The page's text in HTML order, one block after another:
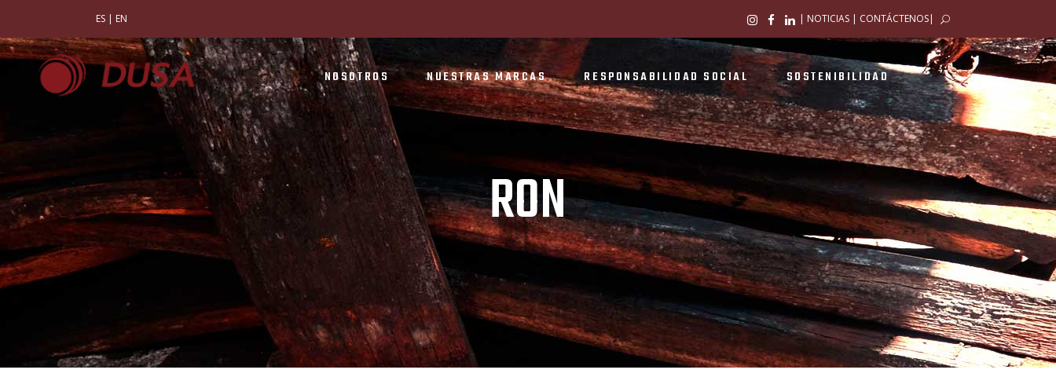
ES | EN | NOTICIAS | CONTÁCTENOS|
NOSOTROS NUESTRAS MARCAS RESPONSABILIDAD SOCIAL SOSTENIBILIDAD
RON